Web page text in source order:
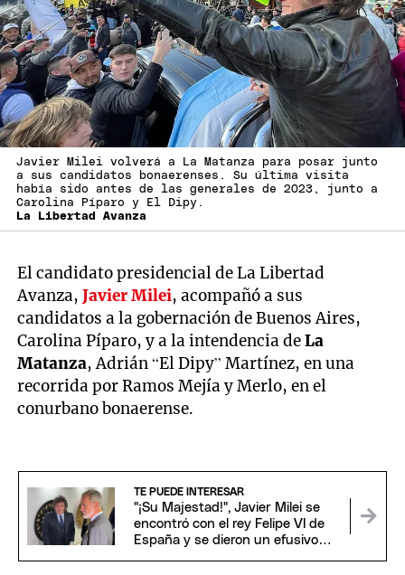
Javier Milei volverá a La Matanza para posar junto
a sus candidatos bonaerenses. Su última visita
había sido antes de las generales de 2023, junto a
Carolina Píparo y El Dipy.
La Libertad Avanza
El candidato presidencial de La Libertad
Avanza,Javier Milei, acompañó a sus
candidatos a la gobernación de Buenos Aires,
Carolina Píparo, y a la intendencia deLa
Matanza, Adrián “El Dipy” Martínez, en una
recorrida por Ramos Mejía y Merlo, en el
conurbano bonaerense.
TE PUEDE INTERESAR
"¡Su Majestad!", Javier Milei se
encontró con el rey Felipe VI de
España y se dieron un efusivo